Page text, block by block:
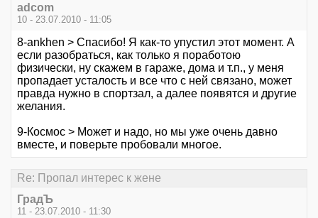
adcom
10 - 23.07.2010 - 11:05
8-ankhen > Спасибо! Я как-то упустил этот момент. А
если разобраться, как только я поработою
физически, ну скажем в гараже, дома и т.п., у меня
пропадает усталость и все что с ней связано, может
правда нужно в спортзал, а далее появятся и другие
желания.
9-Космос > Может и надо, но мы уже очень давно
вместе, и поверьте пробовали многое.
Re: Пропал интерес к жене
ГрадЪ
11 - 23.07.2010 - 11:30